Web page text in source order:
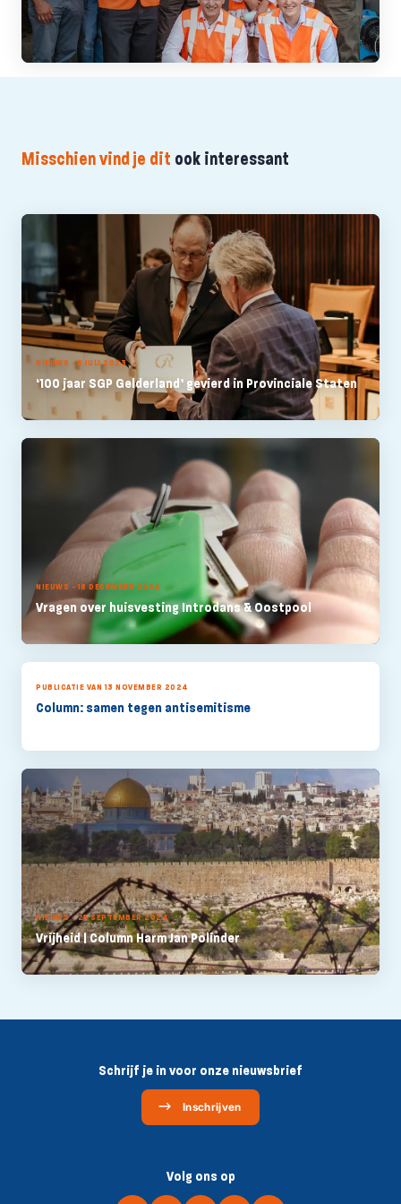
Misschien vind je dit ook interessant
NIEUWS - 5 JULI 2023
‘100 jaar SGP Gelderland’ gevierd in Provinciale Staten
NIEUWS - 18 DECEMBER 2024
Vragen over huisvesting Introdans & Oostpool
PUBLICATIE VAN 13 NOVEMBER 2024
Column: samen tegen antisemitisme
NIEUWS - 25 SEPTEMBER 2024
Vrijheid | Column Harm Jan Polinder
Schrijf je in voor onze nieuwsbrief
Inschrijven
Volg ons op